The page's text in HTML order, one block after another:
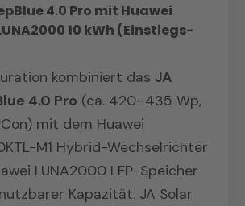
4.0 Pro mit Huawei
10 kWh (Einstiegs-
kombiniert das JA
4.0 Pro (ca. 420–435 Wp,
mit dem Huawei
M1 Hybrid-Wechselrichter
LUNA2000 LFP-Speicher
Kapazität. JA Solar